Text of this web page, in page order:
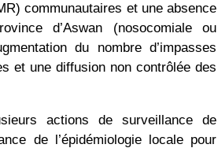
communautaires et une absence
d’Aswan (nosocomiale ou
du nombre d’impasses
et une diffusion non contrôlée des
actions de surveillance de
de l’épidémiologie locale pour